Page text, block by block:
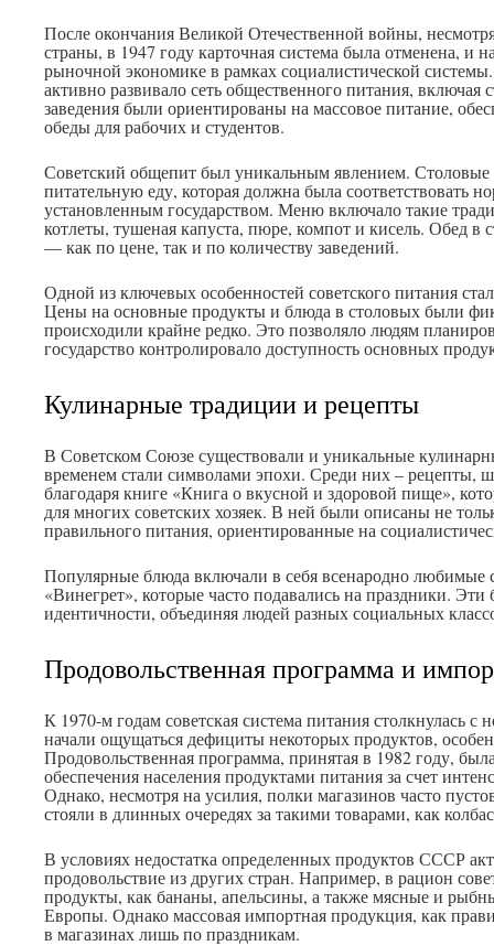
После окончания Великой Отечественной войны,
страны, в 1947 году карточная система была отменена, и
рыночной экономике в рамках социалистической
активно развивало сеть общественного питания,
заведения были ориентированы на массовое питание,
обеды для рабочих и студентов.
Советский общепит был уникальным явлением. Столовые
питательную еду, которая должна была соответствовать
установленным государством. Меню включало такие
котлеты, тушеная капуста, пюре, компот и кисель. Обед в
— как по цене, так и по количеству заведений.
Одной из ключевых особенностей советского питания
Цены на основные продукты и блюда в столовых были
происходили крайне редко. Это позволяло людям
государство контролировало доступность основных
Кулинарные традиции и рецепты
В Советском Союзе существовали и уникальные
временем стали символами эпохи. Среди них – рецепты,
благодаря книге «Книга о вкусной и здоровой пище»,
для многих советских хозяек. В ней были описаны не
правильного питания, ориентированные на
Популярные блюда включали в себя всенародно любимые
«Винегрет», которые часто подавались на праздники. Эти
идентичности, объединяя людей разных социальных
Продовольственная программа и
К 1970-м годам советская система питания столкнулась
начали ощущаться дефициты некоторых продуктов,
Продовольственная программа, принятая в 1982 году,
обеспечения населения продуктами питания за счет
Однако, несмотря на усилия, полки магазинов часто
стояли в длинных очередях за такими товарами, как
В условиях недостатка определенных продуктов СССР
продовольствие из других стран. Например, в рацион
продукты, как бананы, апельсины, а также мясные и
Европы. Однако массовая импортная продукция, как
в магазинах лишь по праздникам.